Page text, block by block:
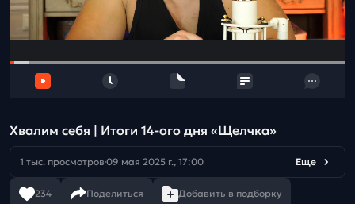
поддержка
и
отзыв
Хвалим себя | Итоги 14-ого дня «Щелчка»
1 тыс. просмотров 09 мая 2025 г., 17:00 Еще
234 Поделиться Добавить в подборку